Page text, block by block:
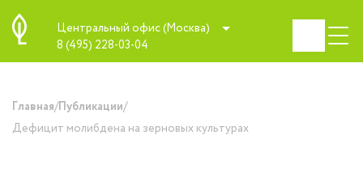
Центральный офис (Москва)
8 (495) 228-03-04
Главная/Публикации/
Дефицит молибдена на зерновых культурах